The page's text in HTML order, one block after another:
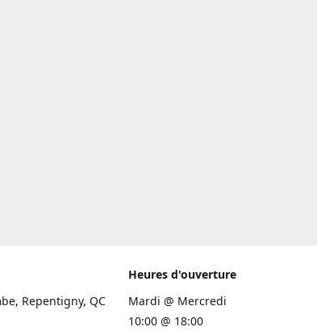
Repentigny, QC
Heures d'ouverture
Mardi @ Mercredi
10:00 @ 18:00